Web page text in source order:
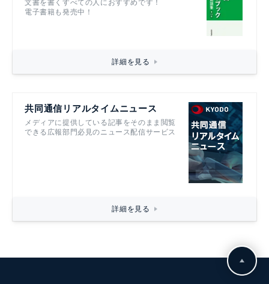
文書を書くすべての人におすすめです！
電子書籍も発売中！
詳細を見る
共同通信リアルタイムニュース
メディアに提供している記事をそのまま閲覧
できる広報部門必見のニュース配信サービス
詳細を見る